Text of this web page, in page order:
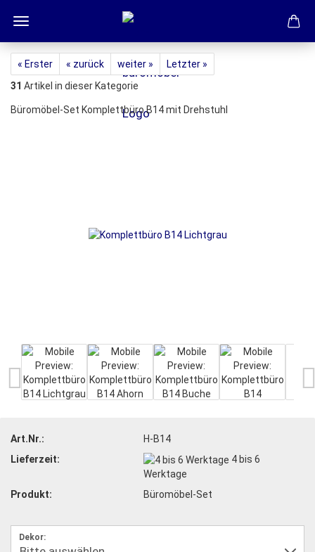
« Erster « zurück weiter »
Letzter »
31 Artikel in dieser Kategorie
Büromöbel-Set Komplettbüro B14 mit Drehstuhl
Art.Nr.:
H-B14
Lieferzeit:
4 bis 6
Werktage
Produkt:
Büromöbel-Set
Dekor: